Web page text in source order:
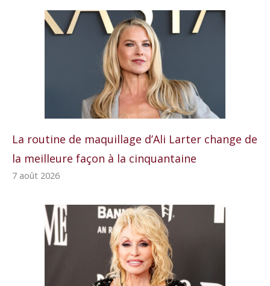
La routine de maquillage d’Ali Larter change de
la meilleure façon à la cinquantaine
7 août 2026